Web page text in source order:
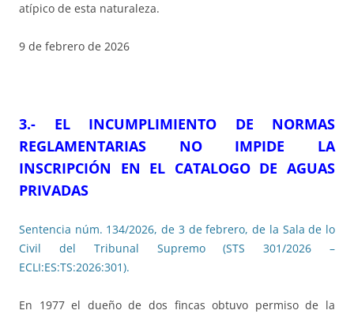
atípico de esta naturaleza.
9 de febrero de 2026
3.- EL INCUMPLIMIENTO DE NORMAS
REGLAMENTARIAS NO IMPIDE LA
INSCRIPCIÓN EN EL CATALOGO DE AGUAS
PRIVADAS
Sentencia núm. 134/2026, de 3 de febrero, de la Sala de lo
Civil del Tribunal Supremo (STS 301/2026 –
ECLI:ES:TS:2026:301).
En 1977 el dueño de dos fincas obtuvo permiso de la